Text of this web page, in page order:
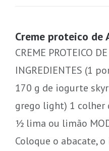
Creme proteico de
CREME PROTEICO
INGREDIENTES (1
170 g de iogurte
grego light) 1 colher
½ lima ou limão
Coloque o abacate,